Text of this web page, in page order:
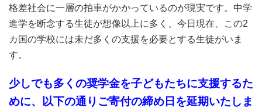
格差社会に一層の拍車がかかっているのが現実です。中学
進学を断念する生徒が想像以上に多く、今日現在、この2
カ国の学校には未だ多くの支援を必要とする生徒がいま
す。
少しでも多くの奨学金を子どもたちに支援するた
めに、以下の通りご寄付の締め日を延期いたしま